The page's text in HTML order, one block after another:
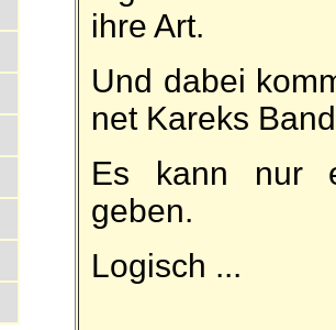
ihre Art.
Und da­bei
net Kareks
Es kann nur
geben.
Logisch ...